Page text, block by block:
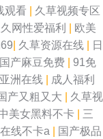
观看
久草视频专区
网性爱福利
欧美
久草资源在线
日
产麻豆免费
91免
洲在线
成人福利
产又粗又大
久草视
美女黑料不卡
三
线不卡a
国产极品